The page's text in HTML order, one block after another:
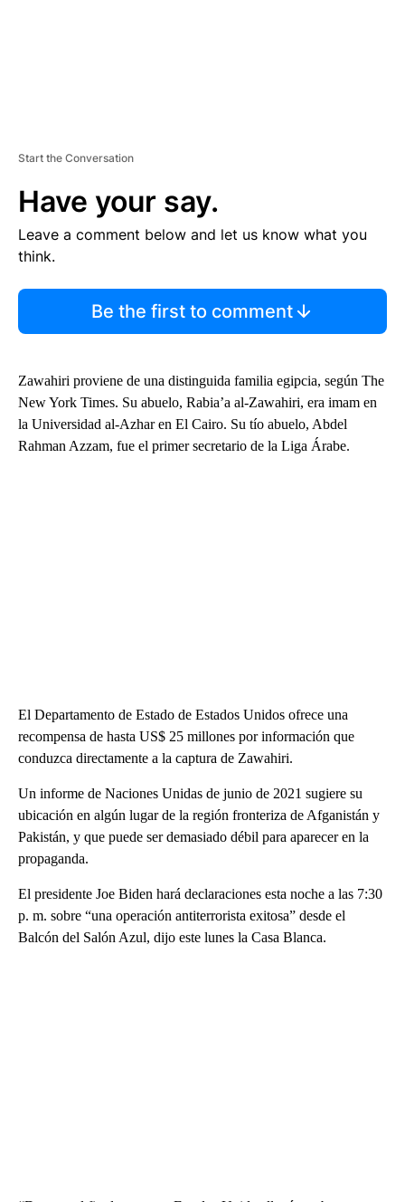
Start the Conversation
Have your say.
Leave a comment below and let us know what you
think.
Be the first to comment
Zawahiri proviene de una distinguida familia egipcia, según The
New York Times. Su abuelo, Rabia’a ​​al-Zawahiri, era imam en
la Universidad al-Azhar en El Cairo. Su tío abuelo, Abdel
Rahman Azzam, fue el primer secretario de la Liga Árabe.
El Departamento de Estado de Estados Unidos ofrece una
recompensa de hasta US$ 25 millones por información que
conduzca directamente a la captura de Zawahiri.
Un informe de Naciones Unidas de junio de 2021 sugiere su
ubicación en algún lugar de la región fronteriza de Afganistán y
Pakistán, y que puede ser demasiado débil para aparecer en la
propaganda.
El presidente Joe Biden hará declaraciones esta noche a las 7:30
p. m. sobre “una operación antiterrorista exitosa” desde el
Balcón del Salón Azul, dijo este lunes la Casa Blanca.